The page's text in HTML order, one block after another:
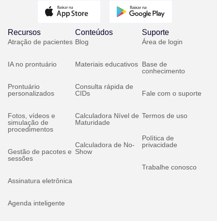
Recursos
Atração de pacientes
IA no prontuário
Prontuário
personalizados
Fotos, vídeos e
simulação de
procedimentos
Gestão de pacotes e
sessões
Assinatura eletrônica
Agenda inteligente
Conteúdos
Blog
Materiais educativos
Consulta rápida de
CIDs
Calculadora Nível de
Maturidade
Calculadora de No-
Show
Suporte
Área de login
Base de
conhecimento
Fale com o suporte
Termos de uso
Política de
privacidade
Trabalhe conosco